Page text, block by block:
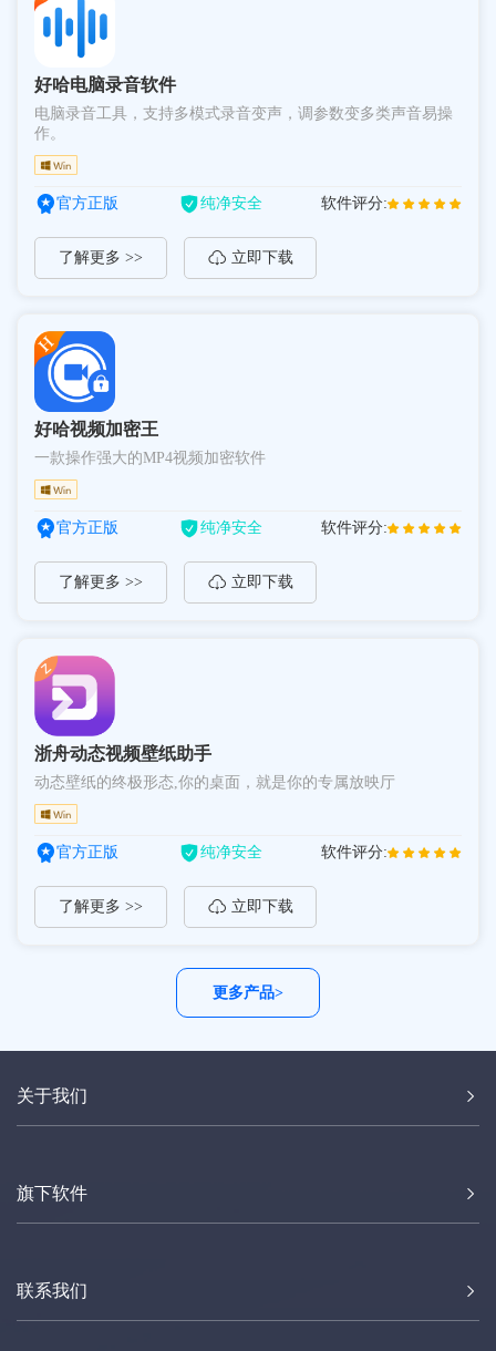
好哈电脑录音软件
电脑录音工具，支持多模式录音变声，调参数变多类声音易操
作。
官方正版 纯净安全 软件评分:
了解更多 >> 立即下载
好哈视频加密王
一款操作强大的MP4视频加密软件
官方正版 纯净安全 软件评分:
了解更多 >> 立即下载
浙舟动态视频壁纸助手
动态壁纸的终极形态,你的桌面，就是你的专属放映厅
官方正版 纯净安全 软件评分:
了解更多 >> 立即下载
更多产品>
关于我们
旗下软件
联系我们